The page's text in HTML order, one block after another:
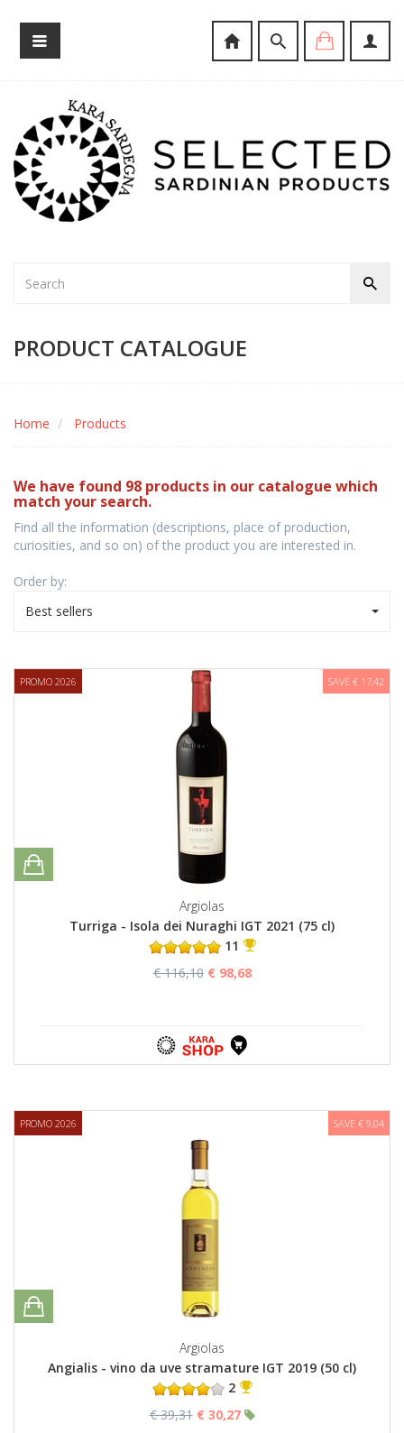
PRODUCT CATALOGUE
Home Products
We have found 98 products in our catalogue which
match your search.
Find all the information (descriptions, place of production,
curiosities, and so on) of the product you are interested in.
Order by:
Best sellers
PROMO 2026 SAVE € 17,42
Argiolas
Turriga - Isola dei Nuraghi IGT 2021 (75 cl)
11
€ 116,10 € 98,68
PROMO 2026 SAVE € 9,04
Argiolas
Angialis - vino da uve stramature IGT 2019 (50 cl)
2
€ 39,31 € 30,27